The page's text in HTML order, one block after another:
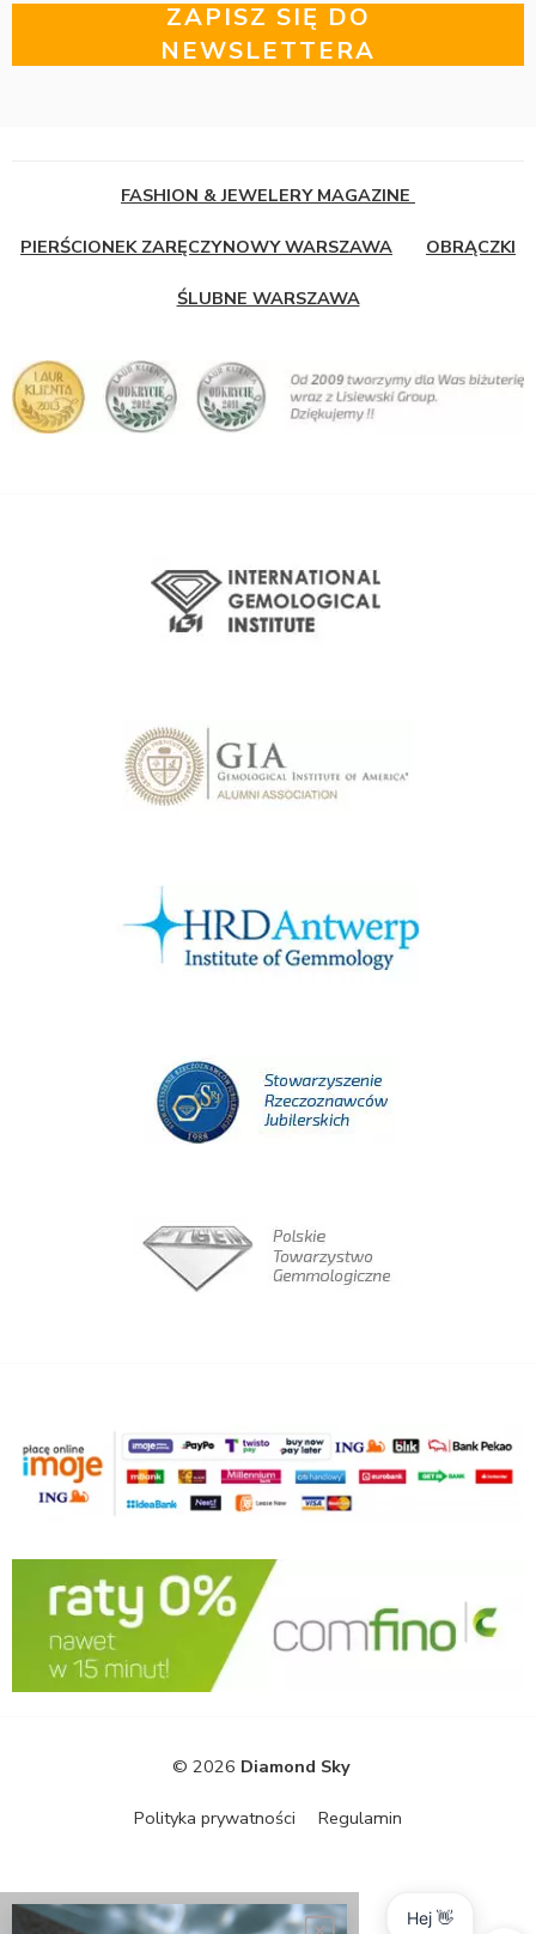
ZAPISZ SIĘ DO
NEWSLETTERA
FASHION & JEWELERY MAGAZINE
PIERŚCIONEK ZARĘCZYNOWY WARSZAWA OBRĄCZKI
ŚLUBNE WARSZAWA
© 2026 Diamond Sky
Polityka prywatności Regulamin